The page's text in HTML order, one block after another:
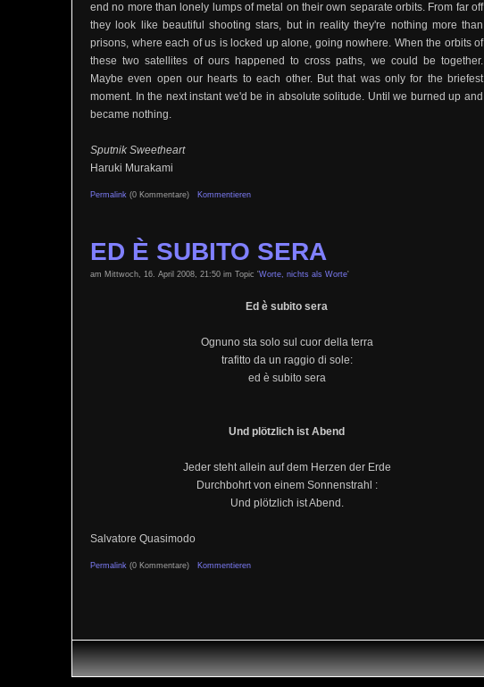
end no more than lonely lumps of metal on their own separate orbits. From far off
they look like beautiful shooting stars, but in reality they're nothing more than
prisons, where each of us is locked up alone, going nowhere. When the orbits of
these two satellites of ours happened to cross paths, we could be together.
Maybe even open our hearts to each other. But that was only for the briefest
moment. In the next instant we'd be in absolute solitude. Until we burned up and
became nothing.
Sputnik Sweetheart
Haruki Murakami
Permalink (0 Kommentare) Kommentieren
ED È SUBITO SERA
am Mittwoch, 16. April 2008, 21:50 im Topic 'Worte, nichts als Worte'
Ed è subito sera
Ognuno sta solo sul cuor della terra
trafitto da un raggio di sole:
ed è subito sera
Und plötzlich ist Abend
Jeder steht allein auf dem Herzen der Erde
Durchbohrt von einem Sonnenstrahl :
Und plötzlich ist Abend.
Salvatore Quasimodo
Permalink (0 Kommentare) Kommentieren